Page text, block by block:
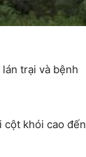
trại và bệnh
cột khói cao đến